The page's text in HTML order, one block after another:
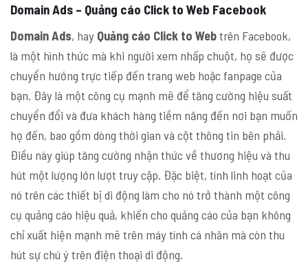
Domain Ads – Quảng cáo Click to Web Facebook
Domain Ads, hay Quảng cáo Click to Webtrên Facebook,
là một hình thức mà khi người xem nhấp chuột, họ sẽ được
chuyển hướng trực tiếp đến trang web hoặc fanpage của
bạn. Đây là một công cụ mạnh mẽ để tăng cường hiệu suất
chuyển đổi và đưa khách hàng tiềm năng đến nơi bạn muốn
họ đến, bao gồm dòng thời gian và cột thông tin bên phải.
Điều này giúp tăng cường nhận thức về thương hiệu và thu
hút một lượng lớn lượt truy cập. Đặc biệt, tính linh hoạt của
nó trên các thiết bị di động làm cho nó trở thành một công
cụ quảng cáo hiệu quả, khiến cho quảng cáo của bạn không
chỉ xuất hiện mạnh mẽ trên máy tính cá nhân mà còn thu
hút sự chú ý trên điện thoại di động.